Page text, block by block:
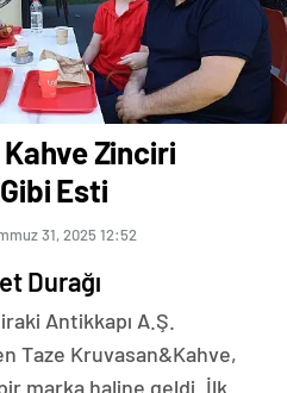
Zinciri
Esti
31, 2025 12:52
Durağı
Antikkapı A.Ş.
Taze Kruvasan&Kahve,
marka haline geldi. İlk